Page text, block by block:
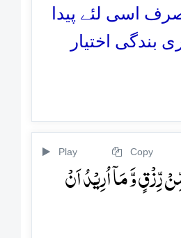
اسی لئے پیدا
بندگی اختیار
Play Copy
رِّزۡقٍ وَّ مَاۤ اُرِیۡدُ اَنۡ